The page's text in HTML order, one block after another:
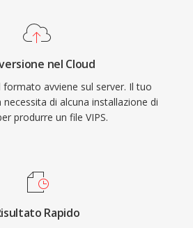
nel Cloud
formato avviene sul server. Il tuo
di alcuna installazione di
produrre un file VIPS.
Rapido